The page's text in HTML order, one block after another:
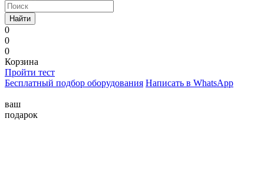
Найти
0
0
0
Корзина
Пройти тест
Бесплатный подбор оборудования Написать в WhatsApp
ваш
подарок